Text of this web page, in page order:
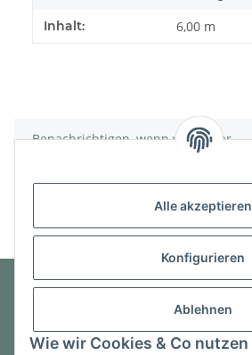
Alle akzeptieren
Konfigurieren
Ablehnen
Wie wir Cookies & Co nutzen
Inhalt: 6,00 m
Benachrichtigen, wenn verfügbar